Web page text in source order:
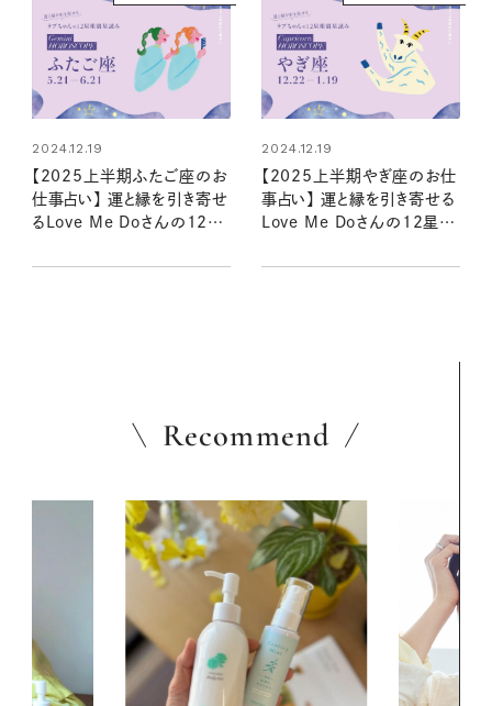
2024.12.19
【2025上半期ふたご座のお
仕事占い】 運と縁を引き寄せ
るLove Me Doさんの12星
2024.12.19
【2025上半期やぎ座のお仕
事占い】 運と縁を引き寄せる
Love Me Doさんの12星座
Recommend